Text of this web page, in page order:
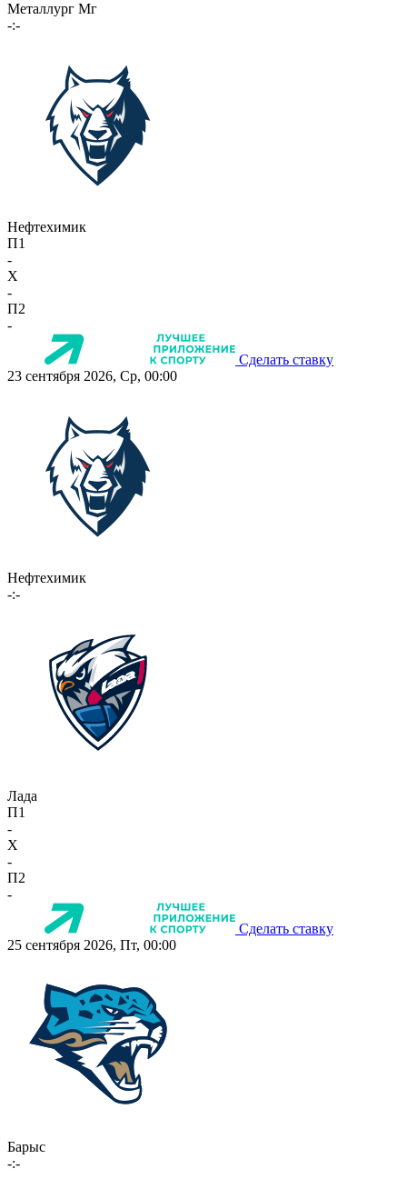
Металлург Мг
-:-
Нефтехимик
П1
-
X
-
П2
-
Сделать ставку
23 сентября 2026, Ср, 00:00
Нефтехимик
-:-
Лада
П1
-
X
-
П2
-
Сделать ставку
25 сентября 2026, Пт, 00:00
Барыс
-:-